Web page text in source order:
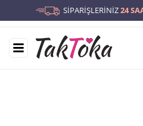
SİPARİŞLERİNİZ24